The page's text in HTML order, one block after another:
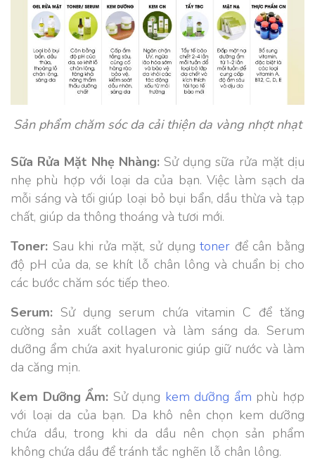
Sản phẩm chăm sóc da cải thiện da vàng nhợt nhạt
Sữa Rửa Mặt Nhẹ Nhàng: Sử dụng sữa rửa mặt dịu
nhẹ phù hợp với loại da của bạn. Việc làm sạch da
mỗi sáng và tối giúp loại bỏ bụi bẩn, dầu thừa và tạp
chất, giúp da thông thoáng và tươi mới.
Toner: Sau khi rửa mặt, sử dụngtoner để cân bằng
độ pH của da, se khít lỗ chân lông và chuẩn bị cho
các bước chăm sóc tiếp theo.
Serum: Sử dụng serum chứa vitamin C để tăng
cường sản xuất collagen và làm sáng da. Serum
dưỡng ẩm chứa axit hyaluronic giúp giữ nước và làm
da căng mịn.
Kem Dưỡng Ẩm: Sử dụng kem dưỡng ẩm phù hợp
với loại da của bạn. Da khô nên chọn kem dưỡng
chứa dầu, trong khi da dầu nên chọn sản phẩm
không chứa dầu để tránh tắc nghẽn lỗ chân lông.